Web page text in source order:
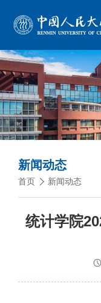
新闻动态
首页 新闻动态
统计学院